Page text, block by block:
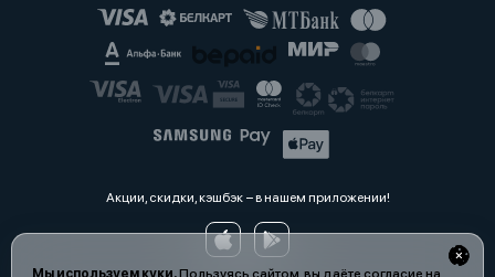
Мы используем куки.Пользуясь сайтом, вы даёте согласие на
Акции, скидки, кэшбэк − в нашем приложении!